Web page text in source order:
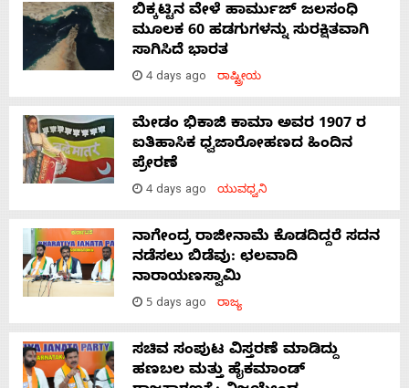
ಬಿಕ್ಕಟ್ಟಿನ ವೇಳೆ ಹಾರ್ಮುಜ್ ಜಲಸಂಧಿ
ಮೂಲಕ 60 ಹಡಗುಗಳನ್ನು ಸುರಕ್ಷಿತವಾಗಿ
ಸಾಗಿಸಿದೆ ಭಾರತ
4 days ago ರಾಷ್ಟ್ರೀಯ
ಮೇಡಂ ಭಿಕಾಜಿ ಕಾಮಾ ಅವರ 1907 ರ
ಐತಿಹಾಸಿಕ ಧ್ವಜಾರೋಹಣದ ಹಿಂದಿನ
ಪ್ರೇರಣೆ
4 days ago ಯುವಧ್ವನಿ
ನಾಗೇಂದ್ರ ರಾಜೀನಾಮೆ ಕೊಡದಿದ್ದರೆ ಸದನ
ನಡೆಸಲು ಬಿಡೆವು: ಛಲವಾದಿ
ನಾರಾಯಣಸ್ವಾಮಿ
5 days ago ರಾಜ್ಯ
ಸಚಿವ ಸಂಪುಟ ವಿಸ್ತರಣೆ ಮಾಡಿದ್ದು
ಹಣಬಲ ಮತ್ತು ಹೈಕಮಾಂಡ್